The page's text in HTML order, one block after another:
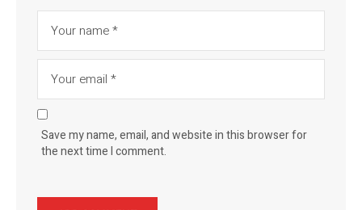
Save my name, email, and website in this browser for
the next time I comment.